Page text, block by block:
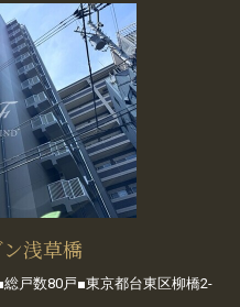
浅草橋
戸数80戸■東京都台東区柳橋2-